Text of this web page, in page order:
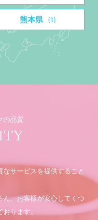
熊本県 (1)
の品質
サービスを提供すること
ん、お客様が安心してくつ
ります。